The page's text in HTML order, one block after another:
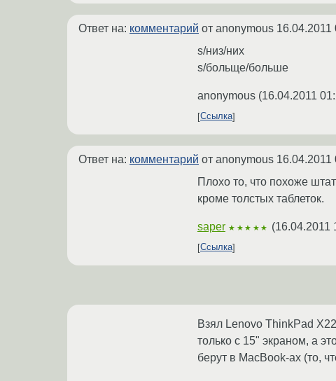
Ответ на: комментарий от anonymous 16.04.2011
s/низ/них
s/больще/больше
anonymous (16.04.2011
Ссылка
Ответ на: комментарий от anonymous 16.04.2011
Плохо то, что похоже
кроме толстых таблеток.
saper ★★★★★ (16.04.2011
Ссылка
Взял Lenovo ThinkPad
только с 15" экраном, а
берут в MacBook-ах (то,